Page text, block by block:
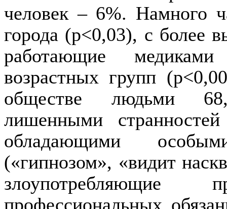
человек – 6%. Намного
города (p<0,03), с более
работающие
возрастных групп (p
обществе людьми
лишенными
обладающими
(«гипнозом», «видит
профессиональных